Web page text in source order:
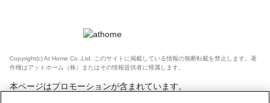
Copyright(c) At Home Co.,Ltd. このサイトに掲載している情報の無断転載を禁止します。著
作権はアットホーム（株）またはその情報提供者に帰属します。
本ページはプロモーションが含まれています。